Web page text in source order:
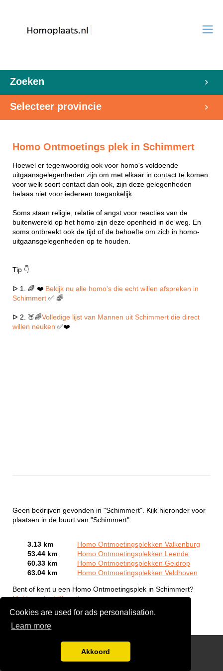
Cookies are used for ads personalisation.
Learn more
Akkoord
Zoeken
Selecteer provincie
Homo Ontmoetings plek in Schimmert
Hoewel er tegenwoordig ook voor homo's voldoende
uitgaansgelegenheden zijn om met elkaar in contact te komen
voor welk soort contact dan ook, zijn deze gelegenheden
helaas niet voor iedereen toegankelijk.
Soms staan religie, relatie of angst voor reacties van de
buitenwereld op het homo-zijn deze openheid in de weg. En
soms ontbreekt ook de tijd of de behoefte om zich in homo-
uitgaansgelegenheden op te houden.
Tip 👇
ᐅ 1. 🌈 ❤️ Bekijk nu alle homo's die echt willen afspreken in
Schimmert ✅ 🌈
ᐅ 2. 🍑🌈Volledige lijst van Mannen uit Schimmert die direct
willen neuken ✅❤️
Geen bedrijven gevonden in "Schimmert". Kijk hieronder voor
plaatsen in de buurt van "Schimmert".
3.13 km
Homo Ontmoetingsplekken Valkenburg
53.44 km
Homo Ontmoetingsplekken Leende
60.33 km
Homo Ontmoetingsplekken Geldrop
63.04 km
Homo Ontmoetingsplekken Veldhoven
Bent of kent u een Homo Ontmoetingsplek in Schimmert?
Meld een bedrijf gratis aan